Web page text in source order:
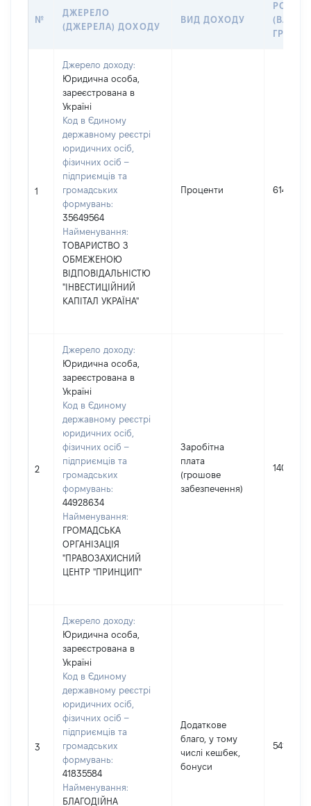
№
ДЖЕРЕЛО
(ДЖЕРЕЛА) ДОХОДУ
ВИД ДОХОДУ
РОЗМІР
ГРН
1
Джерело доходу:
Юридична особа,
зареєстрована в
Україні
Код в Єдиному
державному реєстрі
юридичних осіб,
фізичних осіб –
підприємців та
громадських
формувань:
35649564
Найменування:
ТОВАРИСТВО З
ОБМЕЖЕНОЮ
ВІДПОВІДАЛЬНІСТЮ
"ІНВЕСТИЦІЙНИЙ
КАПІТАЛ УКРАЇНА"
Проценти 6142
2
Джерело доходу:
Юридична особа,
зареєстрована в
Україні
Код в Єдиному
державному реєстрі
юридичних осіб,
фізичних осіб –
підприємців та
громадських
формувань:
44928634
Найменування:
ГРОМАДСЬКА
ОРГАНІЗАЦІЯ
"ПРАВОЗАХИСНИЙ
ЦЕНТР "ПРИНЦИП"
Заробітна
плата
(грошове
забезпечення)
1402596
3
Джерело доходу:
Юридична особа,
зареєстрована в
Україні
Код в Єдиному
державному реєстрі
юридичних осіб,
фізичних осіб –
підприємців та
громадських
формувань:
41835584
Найменування:
БЛАГОДІЙНА
Додаткове
благо, у тому
числі кешбек,
бонуси
5418